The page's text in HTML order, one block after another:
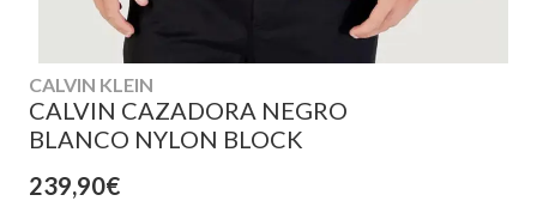
CALVIN KLEIN
CALVIN CAZADORA NEGRO
BLANCO NYLON BLOCK
239,90€